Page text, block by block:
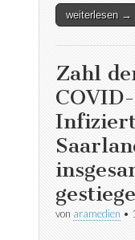
weiterlesen →
Zahl
von aramedien •